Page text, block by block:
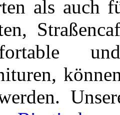
als auch